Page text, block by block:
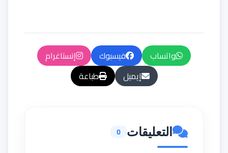
واتساب فيسبوك
إنستاغرام
إيميل
طباعة
التعليقات 0